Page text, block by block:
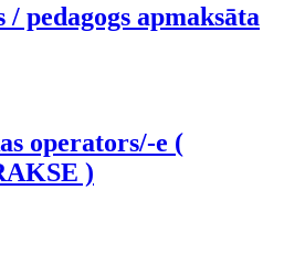
pedagogs apmaksāta
operators/-e (
)